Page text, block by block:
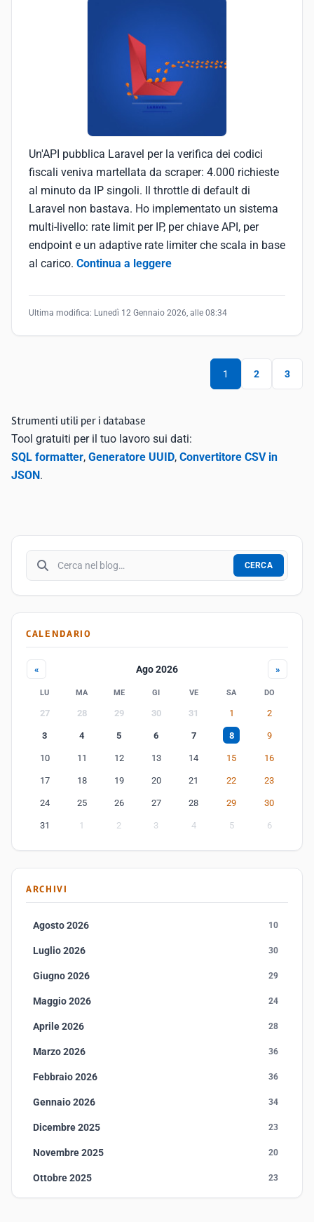
Un'API pubblica Laravel per la verifica dei codici
fiscali veniva martellata da scraper: 4.000 richieste
al minuto da IP singoli. Il throttle di default di
Laravel non bastava. Ho implementato un sistema
multi-livello: rate limit per IP, per chiave API, per
endpoint e un adaptive rate limiter che scala in base
al carico. Continua a leggere
Ultima modifica: Lunedì 12 Gennaio 2026, alle 08:34
1 2 3
Strumenti utili per i database
Tool gratuiti per il tuo lavoro sui dati:
SQL formatter, Generatore UUID, Convertitore CSV in
JSON.
Cerca nel blog
CERCA
CALENDARIO
« Ago 2026 »
LU MA ME GI VE SA DO
27 28 29 30 31 1 2
3 4 5 6 7 8 9
10 11 12 13 14 15 16
17 18 19 20 21 22 23
24 25 26 27 28 29 30
31 1 2 3 4 5 6
ARCHIVI
Agosto 2026 10
Luglio 2026 30
Giugno 2026 29
Maggio 2026 24
Aprile 2026 28
Marzo 2026 36
Febbraio 2026 36
Gennaio 2026 34
Dicembre 2025 23
Novembre 2025 20
Ottobre 2025 23